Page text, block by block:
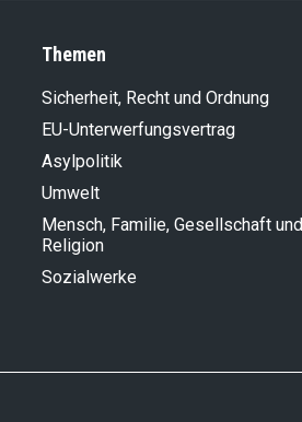
Themen
Sicherheit, Recht und Ordnung
EU-Unterwerfungsvertrag
Asylpolitik
Umwelt
Mensch, Familie, Gesellschaft und
Religion
Sozialwerke